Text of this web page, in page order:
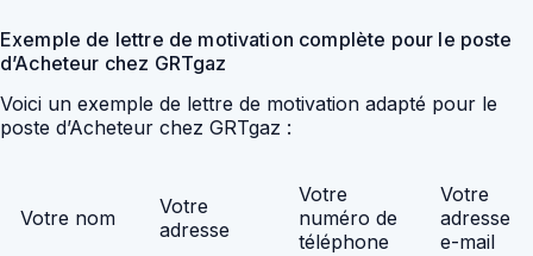
Exemple de lettre de motivation complète pour le poste
d’Acheteur chez GRTgaz
Voici un exemple de lettre de motivation adapté pour le
poste d’Acheteur chez GRTgaz :
Votre nom
Votre
adresse
Votre
numéro de
téléphone
Votre
adresse
e-mail